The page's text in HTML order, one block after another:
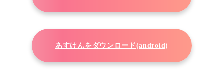
あすけんをダウンロード(android)